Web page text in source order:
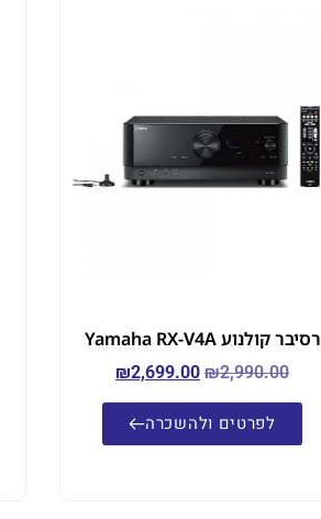
רסיבר קולנוע Yamaha RX-V4A
₪2,990.00
₪2,699.00
לפרטים ולהשכרה